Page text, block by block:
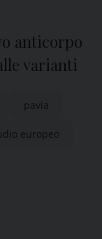
anticorpo
varianti
pavia
europeo